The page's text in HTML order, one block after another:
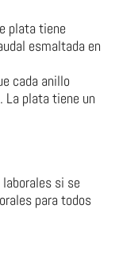
plata tiene
esmaltada en
cada anillo
La plata tiene un
si se
para todos